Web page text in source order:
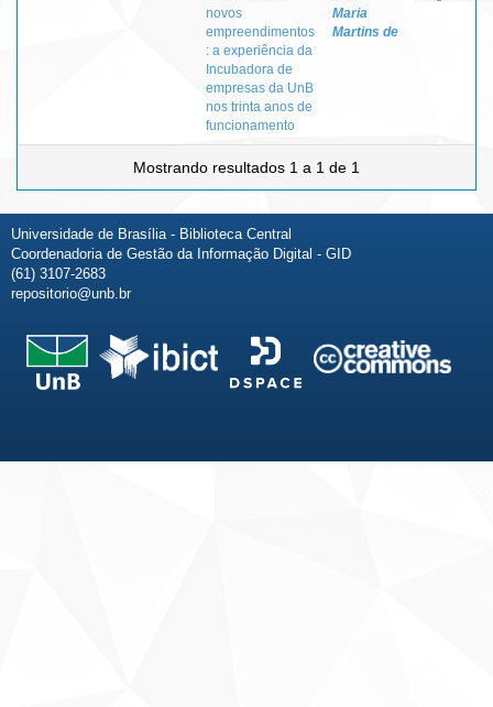
novos
empreendimentos
: a experiência da
Incubadora de
empresas da UnB
nos trinta anos de
funcionamento
Maria
Martins de
Mostrando resultados 1 a 1 de 1
Universidade de Brasília - Biblioteca Central
Coordenadoria de Gestão da Informação Digital - GID
(61) 3107-2683
repositorio@unb.br